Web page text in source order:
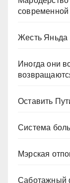
современной
Жесть Яньда
Иногда они
Оставить
Система
Мэрская
Саботажный